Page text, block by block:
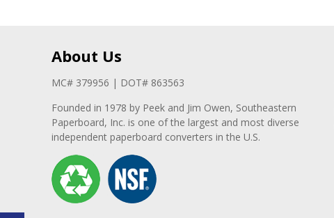
About Us
MC# 379956 | DOT# 863563
Founded in 1978 by Peek and Jim Owen, Southeastern
Paperboard, Inc. is one of the largest and most diverse
independent paperboard converters in the U.S.